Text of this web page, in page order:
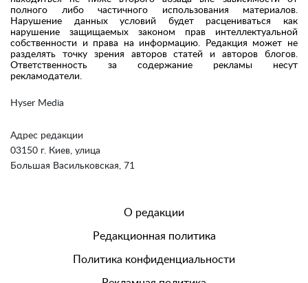
Hyser Media
Адрес редакции
03150 г. Киев, улица
Большая Васильковская, 71
полного либо частичного использования материалов.
Нарушение данных условий будет расцениваться как
нарушение защищаемых законом прав интеллектуальной
собственности и права на информацию. Редакция может не
разделять точку зрения авторов статей и авторов блогов.
Ответственность за содержание рекламы несут
рекламодатели.
О редакции
Редакционная политика
Политика конфиденциальности